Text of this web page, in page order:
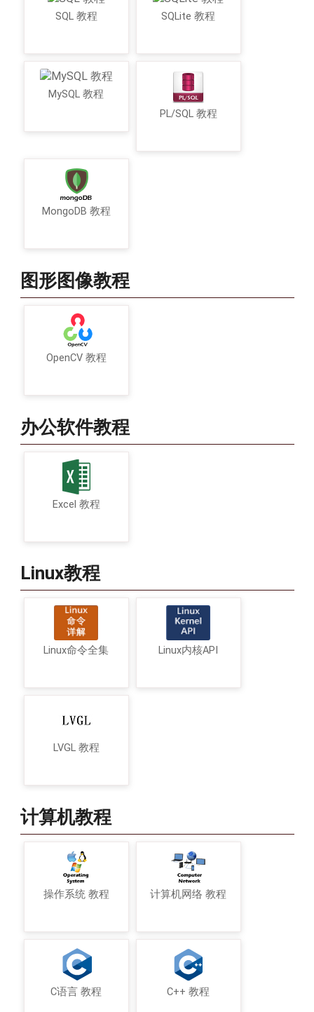
SQL 教程 SQLite 教程
MySQL 教程
PL/SQL 教程
MongoDB 教程
图形图像教程
OpenCV 教程
办公软件教程
Excel 教程
Linux教程
Linux命令全集 Linux内核API
LVGL 教程
计算机教程
操作系统 教程 计算机网络 教程
C语言 教程 C++ 教程